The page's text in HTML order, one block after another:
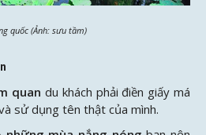
quốc (Ảnh: sưu tầm)
quan du khách phải điền giấy má
sử dụng tên thật của mình.